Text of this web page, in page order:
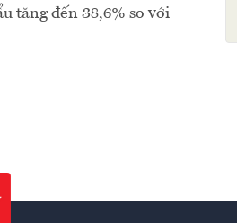
tăng đến 38,6% so với